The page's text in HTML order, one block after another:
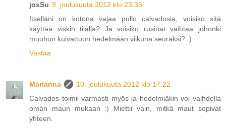
josSu 9. joulukuuta 2012 klo 23.35
Itselläni on kotona vajaa pullo calvadosia, voisiko sitä
käyttää viskin tilalla? Ja voisiko rusinat vaihtaa johonki
muuhun kuivattuun hedelmään viikuna seuraksi? :)
Vastaa
Marianna
10. joulukuuta 2012 klo 17.22
Calvados toimii varmasti myös ja hedelmiäkin voi vaihdella
oman maun mukaan :) Miettii vain, mitkä maut sopivat
yhteen.